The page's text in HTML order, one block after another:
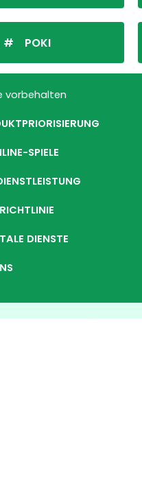
POKI
vorbehalten
SPIELE
DIENSTE